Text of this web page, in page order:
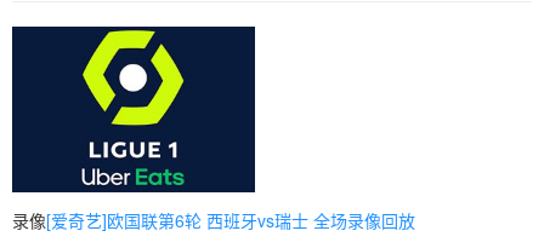
录像[爱奇艺]欧国联第6轮 西班牙vs瑞士 全场录像回放